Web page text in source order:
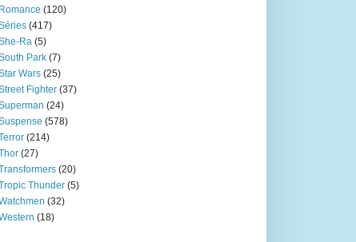
Romance (120)
(417)
Ra (5)
Park (7)
Wars (25)
Fighter (37)
(24)
(578)
(214)
(27)
(20)
Thunder (5)
(32)
(18)